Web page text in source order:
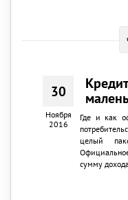
30
Ноября
2016
Где и как
целый
сумму